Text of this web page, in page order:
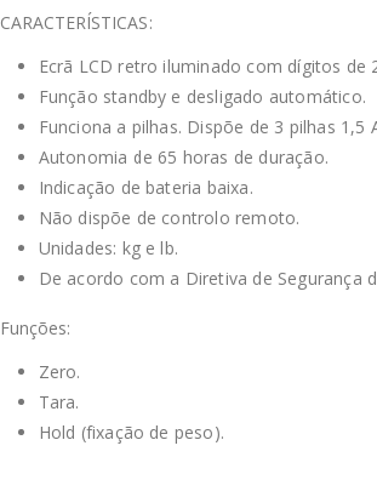
CARACTERÍSTICAS:
Ecrã LCD retro iluminado com dígitos de
Função standby e desligado automático.
Funciona a pilhas. Dispõe de 3 pilhas 1,5
Autonomia de 65 horas de duração.
Indicação de bateria baixa.
Não dispõe de controlo remoto.
Unidades: kg e lb.
De acordo com a Diretiva de Segurança
Funções:
Zero.
Tara.
Hold (fixação de peso).